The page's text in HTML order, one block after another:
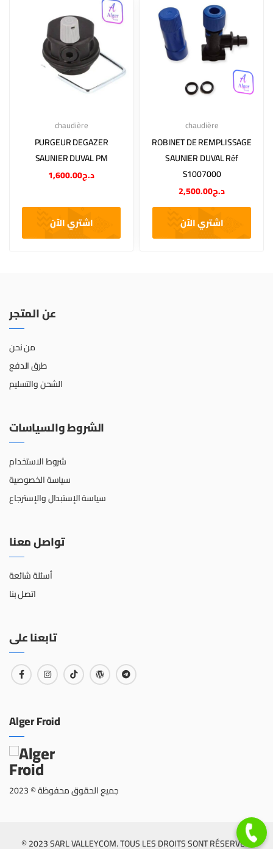
chaudière
PURGEUR DEGAZER
SAUNIER DUVAL PM
د.ج1,600.00
اشتري الآن
chaudière
ROBINET DE REMPLISSAGE
SAUNIER DUVAL Réf
S1007000
د.ج2,500.00
اشتري الآن
عن المتجر
من نحن
طرق الدفع
الشحن والتسليم
الشروط والسياسات
شروط الاستخدام
سياسة الخصوصية
سياسة الإستبدال والإسترجاع
تواصل معنا
أسئلة شائعة
اتصل بنا
تابعنا على
Alger Froid
جميع الحقوق محفوظة © 2023
© 2023 SARL VALLEYCOM. TOUS LES DROITS SONT RÉSERVÉS.